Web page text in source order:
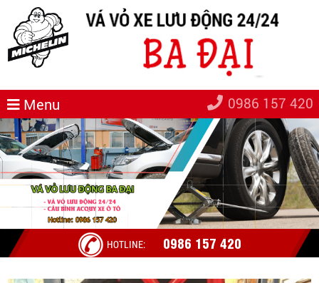
Menu 0986 157 420
HOTLINE: 0986 157 420